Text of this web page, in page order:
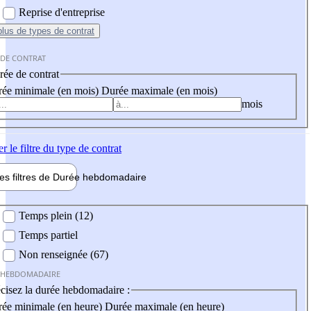
Reprise d'entreprise
de types de contrat
CONTRAT
de contrat
minimale (en mois) Durée maximale (en mois)
mois
le filtre du type de contrat
filtres de Durée hebdomadaire
Temps plein (12)
Temps partiel
Non renseignée (67)
la durée hebdomadaire :
minimale (en heure) Durée maximale (en heure)